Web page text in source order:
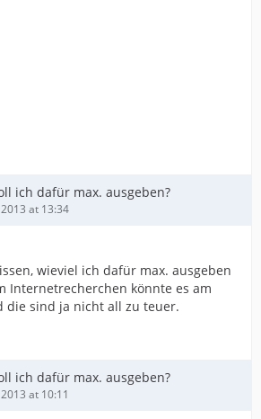
ich dafür max. ausgeben?
2013 at 13:34
wieviel ich dafür max. ausgeben
Internetrecherchen könnte es am
die sind ja nicht all zu teuer.
ich dafür max. ausgeben?
2013 at 10:11